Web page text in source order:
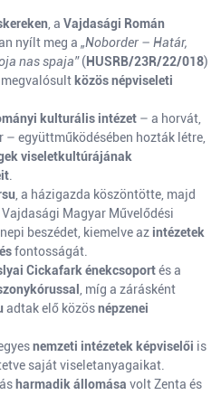
, a Vajdasági Román
nyílt meg a „Noborder – Határ,
nas spaja”( HUSRB/23R/22/018)
megvalósult közös népviseleti
kulturális intézet – a horvát,
– együttműködésében hozták létre,
viseletkultúrájának
, a házigazda köszöntötte, majd
Vajdasági Magyar Művelődési
beszédet, kiemelve az intézetek
fontosságát.
Cickafark énekcsoportés a
, míg a zárásként
adtak elő közösnépzenei
nemzeti intézetek képviselői is
saját viseletanyagaikat.
harmadik állomása volt Zenta és